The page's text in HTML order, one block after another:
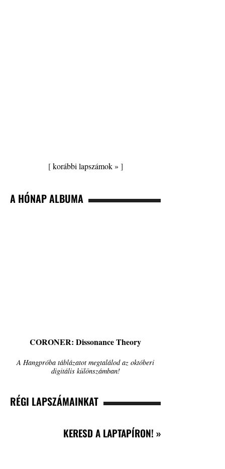
[korábbi lapszámok » ]
A HÓNAP ALBUMA
CORONER: Dissonance Theory
A Hangpróba táblázatot megtalálod az októberi
digitális különszámban!
RÉGI LAPSZÁMAINKAT
KERESD A LAPTAPÍRON! »